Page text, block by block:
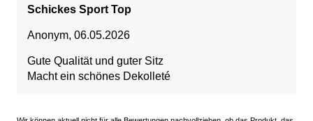
Schickes Sport Top
Anonym, 06.05.2026
Gute Qualität und guter Sitz
Macht ein schönes Dekolleté